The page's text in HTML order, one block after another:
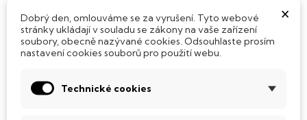
×
Dobrý den, omlouváme se za vyrušení. Tyto webové
stránky ukládají v souladu se zákony na vaše zařízení
soubory, obecně nazývané cookies. Odsouhlaste prosím
nastavení cookies souborů pro použití webu.
Technické cookies